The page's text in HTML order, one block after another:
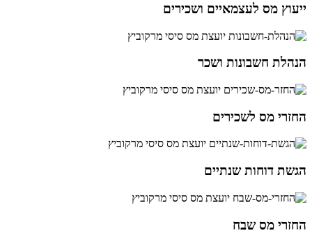
ייעוץ מס לעצמאיים ושכירים
הנהלת חשבונות ושכר
החזרי מס לשכירים
הגשת דוחות שנתיים
החזרי מס שבח